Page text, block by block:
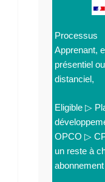
Processus
Apprenant,
présentiel
distanciel,
Eligible ▷
OPCO ▷
un reste à